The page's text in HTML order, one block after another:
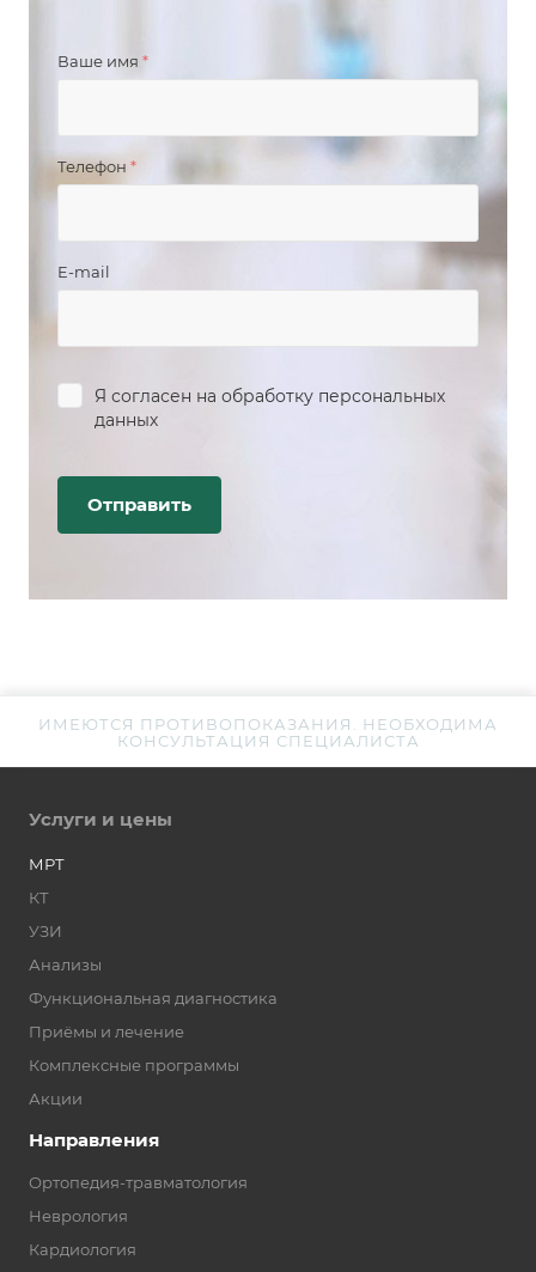
Ваше имя *
Телефон *
E-mail
Я согласен на обработку персональных
данных
ИМЕЮТСЯ ПРОТИВОПОКАЗАНИЯ. НЕОБХОДИМА
КОНСУЛЬТАЦИЯ СПЕЦИАЛИСТА
Услуги и цены
МРТ
КТ
УЗИ
Анализы
Функциональная диагностика
Приёмы и лечение
Комплексные программы
Акции
Направления
Ортопедия-травматология
Неврология
Кардиология